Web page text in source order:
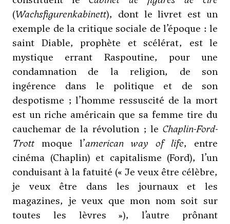
(Wachsfigurenkabinett), dont le livret est un
exemple de la critique sociale de l’époque : le
saint Diable, prophète et scélérat, est le
mystique errant Raspoutine, pour une
condamnation de la religion, de son
ingérence dans le politique et de son
despotisme ; l’homme ressuscité de la mort
est un riche américain que sa femme tire du
cauchemar de la révolution ; le Chaplin-Ford-
Trottmoque l’american way of life, entre
cinéma (Chaplin) et capitalisme (Ford), l’un
conduisant à la fatuité (« Je veux être célèbre,
je veux être dans les journaux et les
magazines, je veux que mon nom soit sur
toutes les lèvres »), l’autre prônant